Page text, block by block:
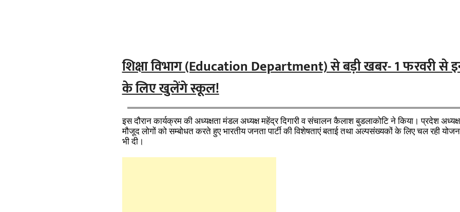
शिक्षा विभाग (Education Department) से बड़ी खबर- 1 फरवरी से
के लिए खुलेंगे स्कूल!
इस दौरान कार्यक्रम की अध्यक्षता मंडल अध्यक्ष महेंद्र दिगारी व संचालन कैलाश बुडलाकोटि ने किया। प्रदेश
मौजूद लोगों को सम्बोधत करते हुए भारतीय जनता पार्टी की विशेषताएं बताई तथा अल्पसंख्यकों के लिए चल रही
भी दी।